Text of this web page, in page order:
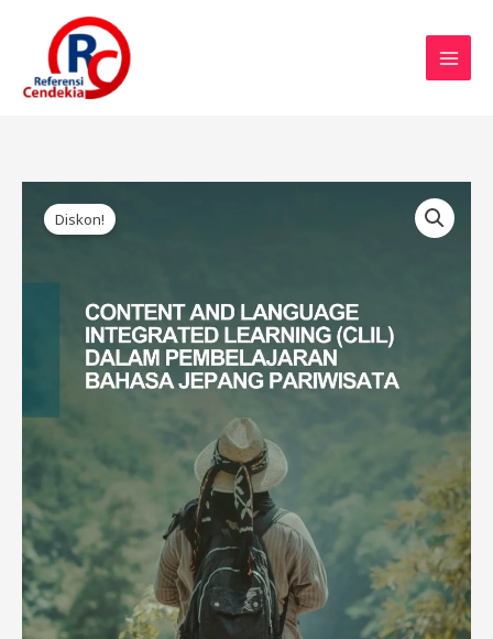
konten
Diskon!
Harga Harga
Rp75.000.
CONTENT
INTEGRATED
LEARNING
PEMBELAJARAN
JEPANG
PARIWISATA